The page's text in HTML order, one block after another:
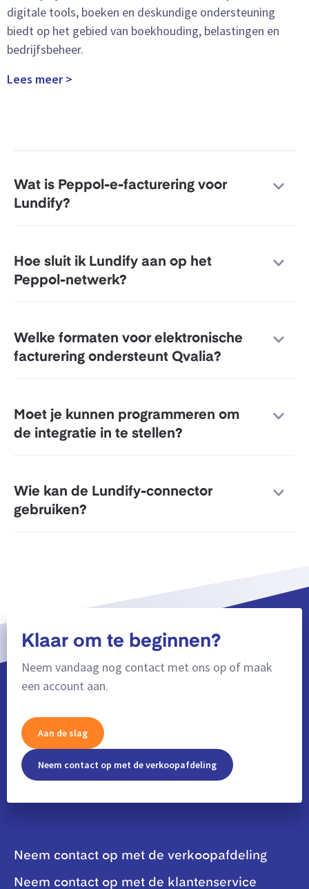
digitale tools, boeken en deskundige ondersteuning
biedt op het gebied van boekhouding, belastingen en
bedrijfsbeheer.
Lees meer >
Wat is Peppol-e-facturering voor
Lundify?
Hoe sluit ik Lundify aan op het
Peppol-netwerk?
Welke formaten voor elektronische
facturering ondersteunt Qvalia?
Moet je kunnen programmeren om
de integratie in te stellen?
Wie kan de Lundify-connector
gebruiken?
Klaar om te beginnen?
Neem vandaag nog contact met ons op of maak
een account aan.
Aan de slag
Neem contact op met de verkoopafdeling
Neem contact op met de verkoopafdeling
Neem contact op met de klantenservice